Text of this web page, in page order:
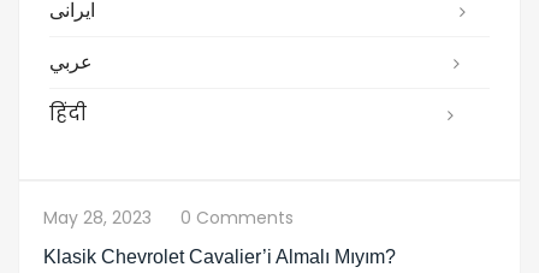
ایرانی
عربي
हिंदी
May 28, 2023 0 Comments
Klasik Chevrolet Cavalier’i Almalı Mıyım?